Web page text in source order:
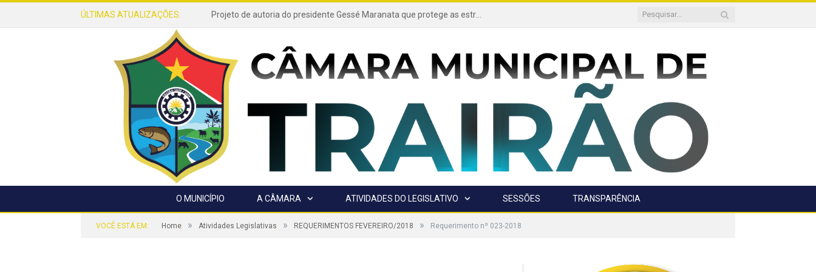
ÚLTIMAS ATUALIZAÇÕES: Projeto de autoria do presidente Gessé Maranata que protege as estradas vicinais de Trairão é transformado em lei
O MUNICÍPIO A CÂMARA ATIVIDADES DO LEGISLATIVO SESSÕES TRANSPARÊNCIA
VOCÊ ESTÁ EM: Home » Atividades Legislativas » REQUERIMENTOS FEVEREIRO/2018 » Requerimento nº 023-2018